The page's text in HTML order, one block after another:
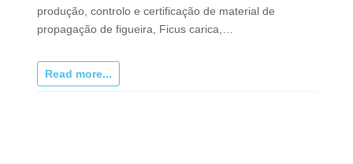
produção, controlo e certificação de material de
propagação de figueira, Ficus carica,…
Read more...